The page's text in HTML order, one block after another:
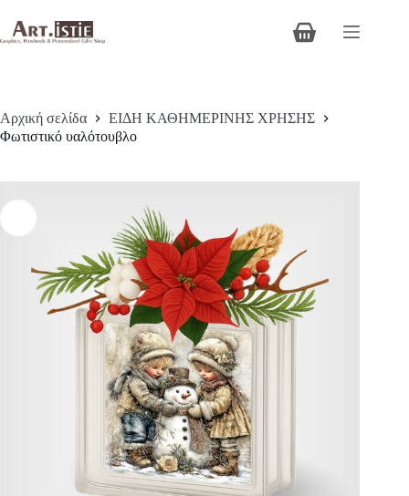
στο
περιεχόμενο
Καλάθι
Αρχική σελίδα
ΕΙΔΗ ΚΑΘΗΜΕΡΙΝΗΣ ΧΡΗΣΗΣ
Φωτιστικό υαλότουβλο